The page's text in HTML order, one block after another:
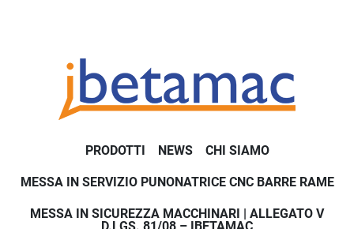
PRODOTTI NEWS CHI SIAMO
MESSA IN SERVIZIO PUNONATRICE CNC BARRE RAME
MESSA IN SICUREZZA MACCHINARI | ALLEGATO V